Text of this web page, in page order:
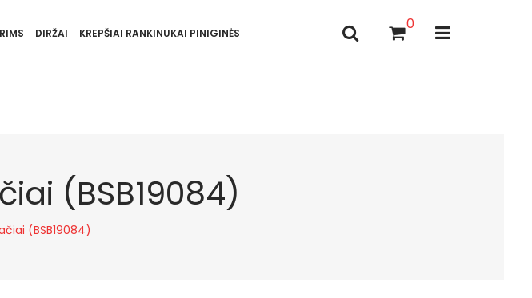
DIRŽAI KREPŠIAI RANKINUKAI PINIGINĖS
0
(BSB19084)
(BSB19084)